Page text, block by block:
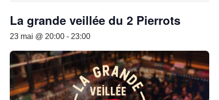
La grande veillée du 2 Pierrots
23 mai @ 20:00 - 23:00